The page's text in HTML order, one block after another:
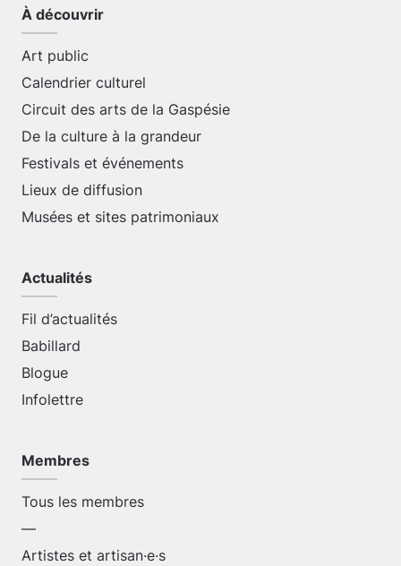
À découvrir
Art public
Calendrier culturel
Circuit des arts de la Gaspésie
De la culture à la grandeur
Festivals et événements
Lieux de diffusion
Musées et sites patrimoniaux
Actualités
Fil d’actualités
Babillard
Blogue
Infolettre
Membres
Tous les membres
—
Artistes et artisan·e·s